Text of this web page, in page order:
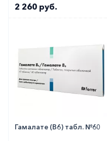
2 260 руб.
Гамалате (В6) табл. №60